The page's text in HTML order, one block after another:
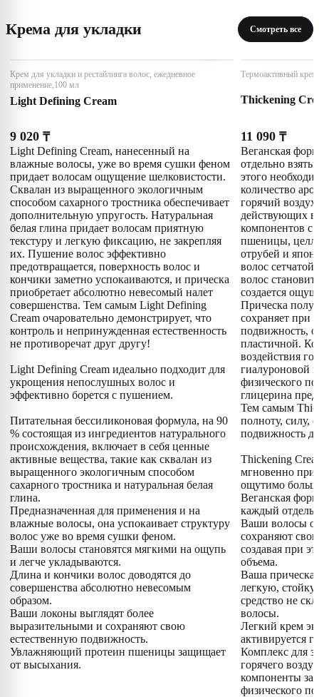
Крема для укладки Смотреть все
Крем для укладки и рестайлинга волос, ежедневное
применение,100 мл
Light Defining Cream
9 020 ₸
Light Defining Cream, нанесенный на
влажные волосы, уже во время сушки феном
придает волосам ощущение шелковистости.
Сквалан из выращенного экологичным
способом сахарного тростника обеспечивает
дополнительную упругость. Натуральная
белая глина придает волосам приятную
текстуру и легкую фиксацию, не закрепляя
их. Пушение волос эффективно
предотвращается, поверхность волос и
кончики заметно успокаиваются, и прическа
приобретает абсолютно невесомый налет
совершенства. Тем самым Light Defining
Cream очаровательно демонстрирует, что
контроль и непринужденная естественность
не противоречат друг другу!
Light Defining Cream идеально подходит для
укрощения непослушных волос и
эффективно борется с пушением.
Питательная бессиликоновая формула, на 90
% состоящая из ингредиентов натурального
происхождения, включает в себя ценные
активные вещества, такие как сквалан из
выращенного экологичным способом
сахарного тростника и натуральная белая
глина.
Предназначенная для применения и на
влажные волосы, она успокаивает структуру
волос уже во время сушки феном.
Ваши волосы становятся мягкими на ощупь
и легче укладываются.
Длина и кончики волос доводятся до
совершенства абсолютно невесомым
образом.
Ваши локоны выглядят более
выразительными и сохраняют свою
естественную подвижность.
Увлажняющий протеин пшеницы защищает
от высыхания.
Термоактивный крем
Thickening
11 090 ₸
Веганская
отдельно
этого
количество
горячий
действующих
компонентов
пшеницы,
отрубей и
волос сетчатой
волос
создается
Прическа
сохраняет при
подвижность,
пластичной.
воздействия
гиалуроновой
физического
глицерина
Тем самым
полноту, силу,
подвижность
Thickening
мгновенно
ощутимо
Веганская
каждый
Ваши волосы
сохраняют
создавая при
объема.
Ваша прическа
легкую,
средство не
волосы.
Легкий крем
активируется
Комплекс для
горячего
компоненты
физического